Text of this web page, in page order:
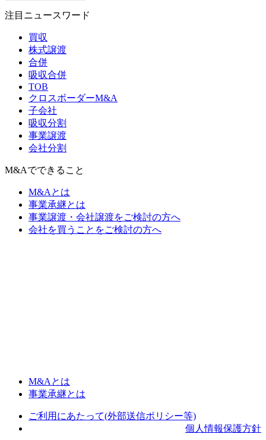
注目ニュースワード
買収
株式譲渡
合併
吸収合併
TOB
クロスボーダーM&A
子会社
吸収分割
事業譲渡
会社分割
M&Aでできること
M&Aとは
事業承継とは
事業譲渡・会社譲渡をご検討の方へ
会社を買うことをご検討の方へ
M&Aとは
事業承継とは
ご利用にあたって(外部送信ポリシー等)
個人情報保護方針